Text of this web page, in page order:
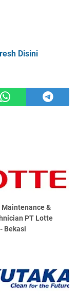
Disini
Maintenance &
PT Lotte
Bekasi